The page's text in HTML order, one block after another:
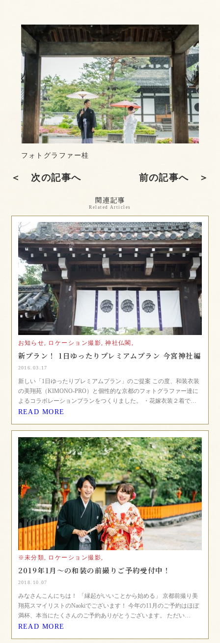
フォトグラファー桂
＜ 次の記事へ 前の記事へ ＞
関連記事
Related Articles
お知らせ, ロケーション撮影, 神社仏閣,
新プラン！ 1日ゆったりプレミアムプラン 今宮神社編
2016.03.17
新しい「1日ゆったりプレミアムプラン」のご提案 この度、和装衣装
の美翔苑（KIMONO-PRO）と個性的な京都のフォトグラファー達に
よるコラボレーションプランをつくりました。 ・花嫁衣装２着で…
READ MORE
※未分類, ロケーション撮影,
2019年1月〜の和装の前撮りご予約受付中！
2018.10.07
みなさんこんにちは！ 「縁起がいいことから始める」 京都前撮り美
翔苑スマイリストのNaokiでございます！ 今年の11月のご予約はほぼ
満杯、本当にたくさんのご予約ありがとうございます。 ただい…
READ MORE